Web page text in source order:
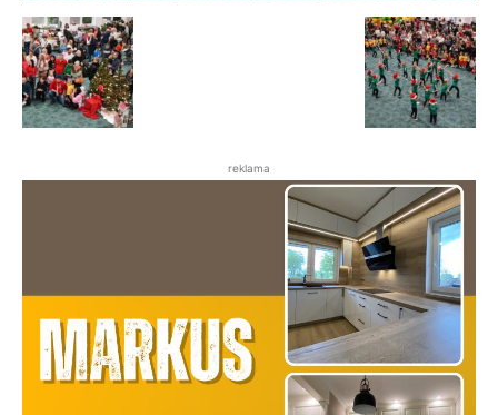
reklama